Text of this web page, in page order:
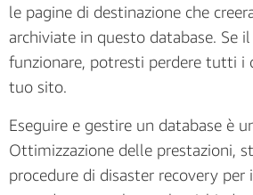
le pagine di destinazione che
archiviate in questo database. Se
funzionare, potresti perdere tutti i
tuo sito.
Eseguire e gestire un database è
Ottimizzazione delle prestazioni,
procedure di disaster recovery per